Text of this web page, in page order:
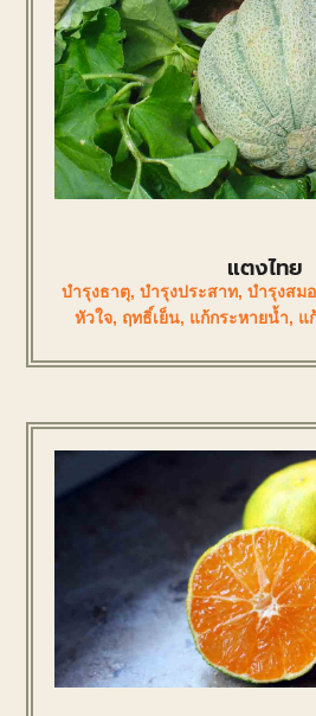
แตงไทย
บำรุงธาตุ, บำรุงประสาท, บำรุงสม
หัวใจ, ฤทธิ์เย็น, แก้กระหายน้ำ, แ